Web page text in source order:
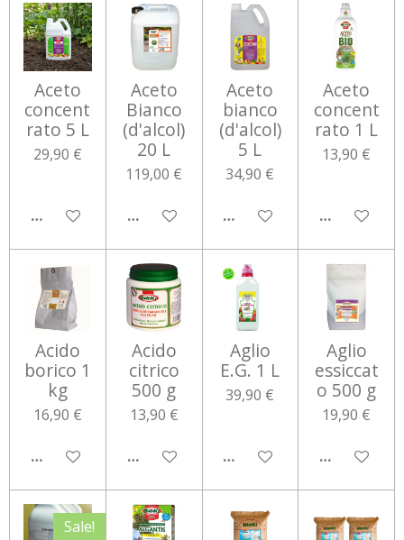
Aceto
concent
rato 5 L
29,90 €
AGGIUNGI AL CARRELLO
Aceto
Bianco
(d'alcol)
20 L
119,00 €
AGGIUNGI AL CARRELLO
Aceto
bianco
(d'alcol)
5 L
34,90 €
AGGIUNGI AL CARRELLO
Aceto
concent
rato 1 L
13,90 €
AGGIUNGI
Acido
borico 1
kg
16,90 €
AGGIUNGI AL CARRELLO
Acido
citrico
500 g
13,90 €
AGGIUNGI AL CARRELLO
Aglio
E.G. 1 L
39,90 €
AGGIUNGI AL CARRELLO
Aglio
essiccat
o 500 g
19,90 €
AGGIUNGI
Sale!